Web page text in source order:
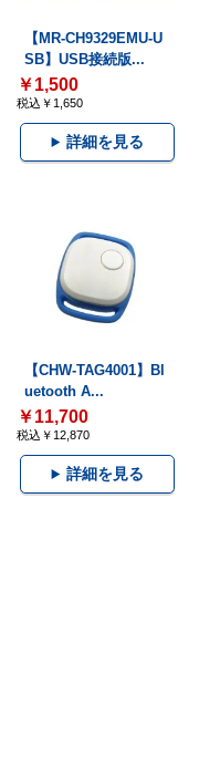
【MR-CH9329EMU-U
SB】USB接続版...
￥1,500
税込￥1,650
詳細を見る
【CHW-TAG4001】Bl
uetooth A...
￥11,700
税込￥12,870
詳細を見る